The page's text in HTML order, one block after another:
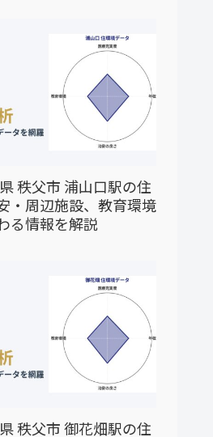
秩父市 浦山口駅の住
・周辺施設、教育環境
る情報を解説
秩父市 御花畑駅の住